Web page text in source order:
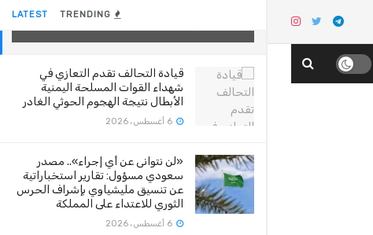
LATEST
قيادة التحالف تقدم التعازي في
شهداء القوات المسلحة اليمنية
الأبطال نتيجة الهجوم الحوثي الغادر
«لن نتوانى عن أي إجراء».. مصدر
سعودي مسؤول: تقارير استخباراتية
عن تنسيق مليشياوي بإشراف الحرس
الثوري للاعتداء على المملكة